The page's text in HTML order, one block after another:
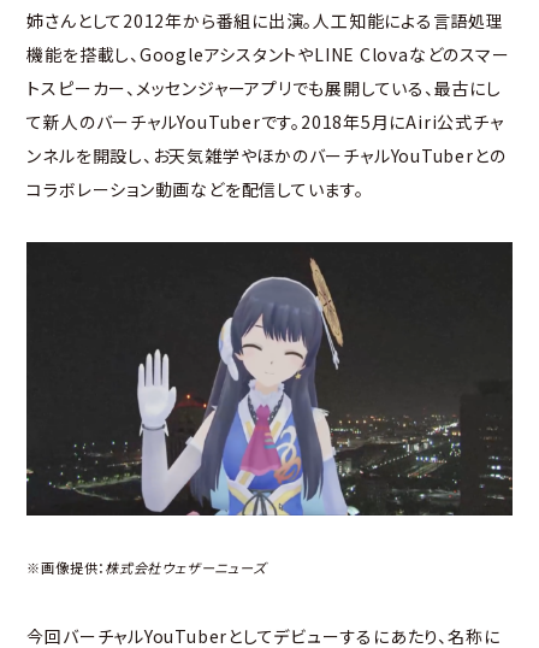
姉さんとして2012年から番組に出演。人工知能による言語処理
機能を搭載し、GoogleアシスタントやLINE Clovaなどのスマー
トスピーカー、メッセンジャーアプリでも展開している、最古にし
て新人のバーチャルYouTuberです。2018年5月にAiri公式チャ
ンネルを開設し、お天気雑学やほかのバーチャルYouTuberとの
コラボレーション動画などを配信しています。
※画像提供：株式会社ウェザーニューズ
今回バーチャルYouTuberとしてデビューするにあたり、名称に